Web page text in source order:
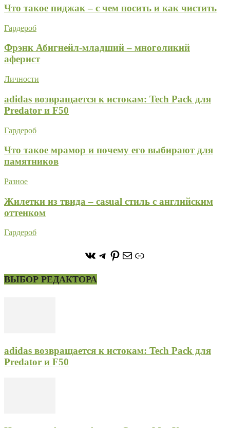
Что такое пиджак – с чем носить и как чистить
Гардероб
Фрэнк Абигнейл-младший – многоликий
аферист
Личности
adidas возвращается к истокам: Tech Pack для
Predator и F50
Гардероб
Что такое мрамор и почему его выбирают для
памятников
Разное
Жилетки из твида – casual стиль с английским
оттенком
Гардероб
https://vk.com/
https://t.me/stoneforest
https://
ПочтаСсылка
ВЫБОР РЕДАКТОРА
adidas возвращается к истокам: Tech Pack для
Predator и F50